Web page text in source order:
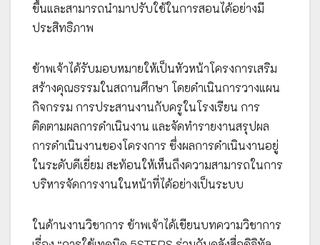
ขึ้นและสามารถนำมาปรับใช้ในการสอนได้อย่างมี
ประสิทธิภาพ
ข้าพเจ้าได้รับมอบหมายให้เป็นหัวหน้าโครงการเสริม
สร้างคุณธรรมในสถานศึกษา โดยดำเนินการวางแผน
กิจกรรม การประสานงานกับครูในโรงเรียน การ
ติดตามผลการดำเนินงาน และจัดทำรายงานสรุปผล
การดำเนินงานของโครงการ ซึ่งผลการดำเนินงานอยู่
ในระดับดีเยี่ยม สะท้อนให้เห็นถึงความสามารถในการ
บริหารจัดการงานในหน้าที่ได้อย่างเป็นระบบ
ในด้านงานวิชาการ ข้าพเจ้าได้เขียนบทความวิชาการ